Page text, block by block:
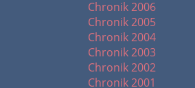
Chronik 2006
Chronik 2005
Chronik 2004
Chronik 2003
Chronik 2002
Chronik 2001